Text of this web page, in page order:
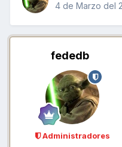
4 de Marzo del
fededb
Administradores